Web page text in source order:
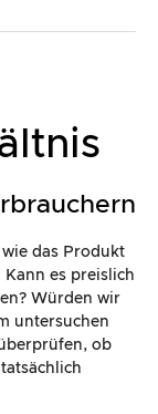
wie das Produkt
es preislich
Würden wir
untersuchen
ob